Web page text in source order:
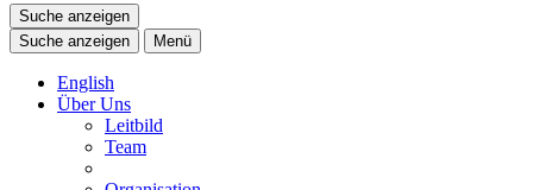
Suche anzeigen
Suche anzeigen
Menü
English
Über Uns
Leitbild
Team